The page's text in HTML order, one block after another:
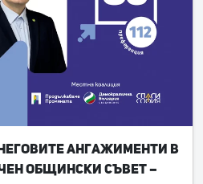
ангажименти в
общински съвет –